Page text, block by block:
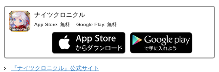
ナイツクロニクル
App Store: 無料 Google Play: 無料
『ナイツクロニクル』公式サイト